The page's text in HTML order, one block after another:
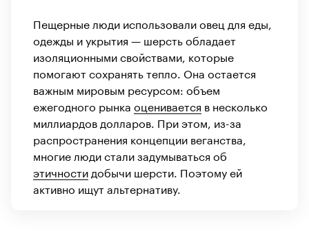
Пещерные люди использовали овец для еды,
одежды и укрытия — шерсть обладает
изоляционными свойствами, которые
помогают сохранять тепло. Она остается
важным мировым ресурсом: объем
ежегодного рынка оценивается в несколько
миллиардов долларов. При этом, из-за
распространения концепции веганства,
многие люди стали задумываться об
этичности добычи шерсти. Поэтому ей
активно ищут альтернативу.